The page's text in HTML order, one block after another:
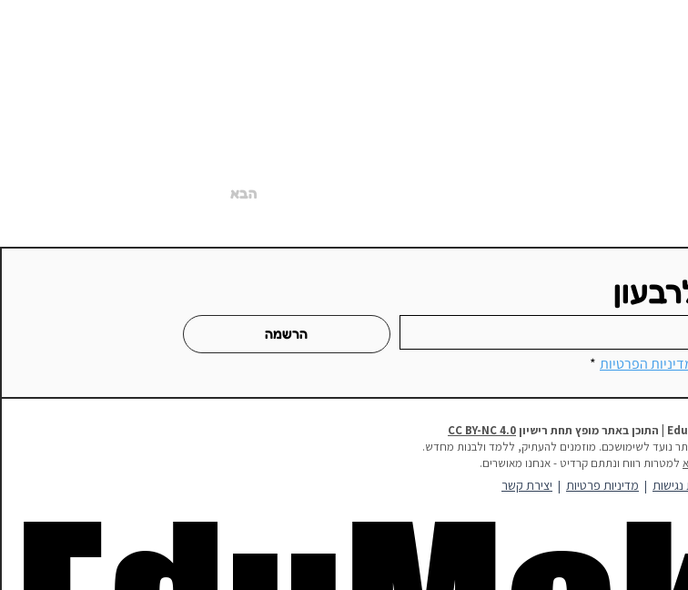
הבא
הרשמה
הפרטיות *
CC BY-NC 4.0
נועד לשימושכם. מוזמנים להעתיק, ללמד ולבנות מחדש.
למטרות רווח ונתתם קרדיט - אנחנו מאושרים.
| מדיניות פרטיות | יצירת קשר